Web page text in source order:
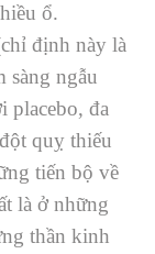
ổ.
định này là
sàng ngẫu
placebo, đa
quỵ thiếu
tiến bộ về
là ở những
thần kinh